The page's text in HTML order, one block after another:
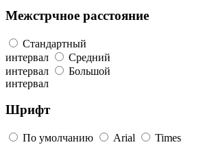
Межстрчное расстояние
Стандартный
интервал
Средний
интервал
Большой
интервал
Шрифт
По умолчанию Arial Times